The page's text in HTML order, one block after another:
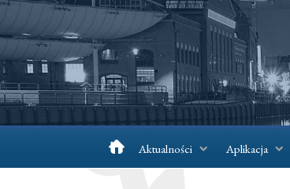
Aktualności Aplikacja